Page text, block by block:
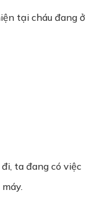
tại cháu đang ở
ta đang có việc